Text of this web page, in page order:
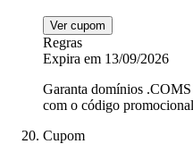
Ver cupom
Regras
Expira em 13/09/2026
Garanta domínios
com o código
Cupom